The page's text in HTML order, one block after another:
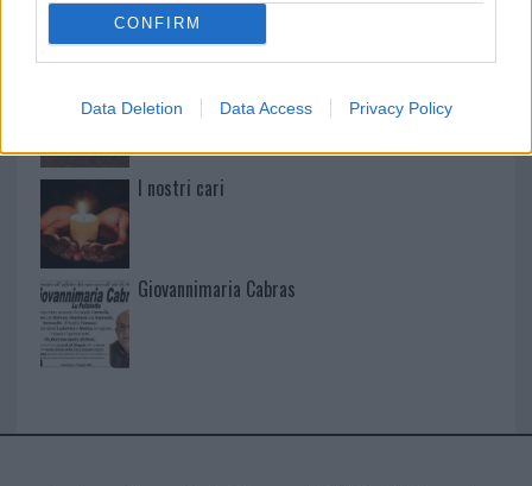
CONFIRM
Data Deletion Data Access Privacy Policy
I nostri cari
Giovannimaria Cabras